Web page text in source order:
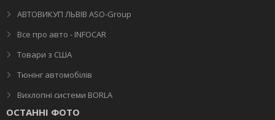
АВТОВИКУП ЛЬВІВ ASO-Group
Все про авто - INFOCAR
Товари з США
Тюнінг автомобілів
Вихлопні системи BORLA
ОСТАННІ ФОТО